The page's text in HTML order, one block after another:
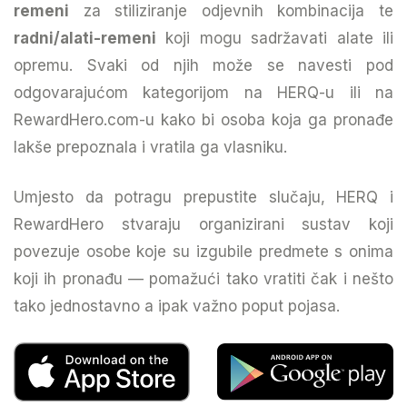
remeni za stiliziranje odjevnih kombinacija te
radni/alati-remeni koji mogu sadržavati alate ili
opremu. Svaki od njih može se navesti pod
odgovarajućom kategorijom na HERQ-u ili na
RewardHero.com-u kako bi osoba koja ga pronađe
lakše prepoznala i vratila ga vlasniku.
Umjesto da potragu prepustite slučaju, HERQ i
RewardHero stvaraju organizirani sustav koji
povezuje osobe koje su izgubile predmete s onima
koji ih pronađu — pomažući tako vratiti čak i nešto
tako jednostavno a ipak važno poput pojasa.